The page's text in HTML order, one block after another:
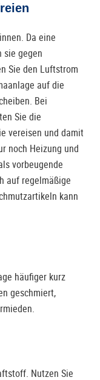
Da eine
sie gegen
Sie den Luftstrom
auf die
Bei
Sie die
vereisen und damit
noch Heizung und
vorbeugende
auf regelmäßige
kann
häufiger kurz
geschmiert,
Nutzen Sie